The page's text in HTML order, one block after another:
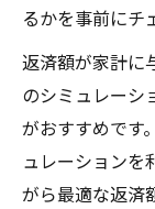
るかを事前にチ
返済額が家計に
のシミュレーシ
がおすすめです
ュレーションを
がら最適な返済